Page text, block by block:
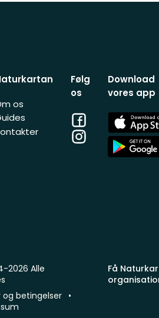
os
Følg
os
Facebook
Instagram
Download
vores app
App
Store
App
Store
Få
2026 Alle
og betingelser